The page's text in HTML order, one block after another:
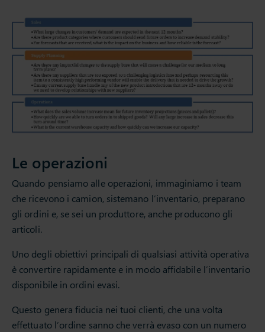
Le operazioni
Quando pensiamo alle operazioni, immaginiamo i team
che ricevono i camion, sistemano l’inventario, preparano
gli ordini e, se sei un produttore, anche producono gli
articoli.
Uno degli obiettivi principali di qualsiasi attività operativa
è convertire rapidamente e in modo affidabile l’inventario
disponibile in ordini evasi.
Questo genera fiducia nei tuoi clienti, che una volta
effettuato l’ordine sanno che verrà evaso con un numero